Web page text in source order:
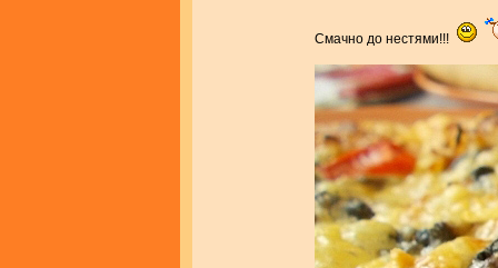
Смачно до нестями!!!